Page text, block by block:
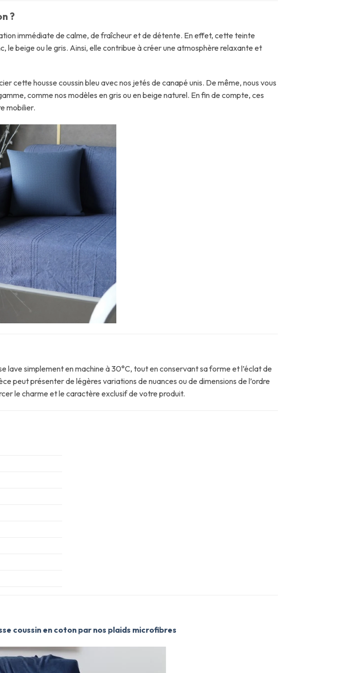
?
immédiate de calme, de fraîcheur et de détente. En effet, cette teinte
le beige ou le gris. Ainsi, elle contribue à créer une atmosphère relaxante et
cette housse coussin bleu avec nos jetés de canapé unis. De même, nous vous
comme nos modèles en gris ou en beige naturel. En fin de compte, ces
mobilier.
lave simplement en machine à 30°C, tout en conservant sa forme et l’éclat de
peut présenter de légères variations de nuances ou de dimensions de l’ordre
le charme et le caractère exclusif de votre produit.
coussin en coton par nos plaids microfibres